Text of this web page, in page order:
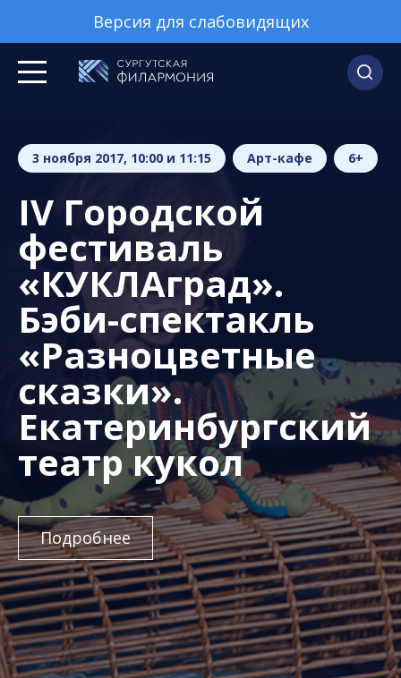
Версия для слабовидящих
3 ноября 2017, 10:00 и 11:15 Арт-кафе 6+
IV Городской
фестиваль
«КУКЛАград».
Бэби-спектакль
«Разноцветные
сказки».
Екатеринбургский
театр кукол
Подробнее